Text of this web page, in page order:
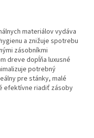
materiálov vydáva
a znižuje spotrebu
zásobníkmi
dreve dopĺňa luxusné
potrebný
pre stánky, malé
efektívne riadiť zásoby